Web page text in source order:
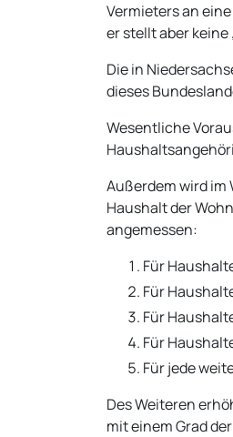
Vermieters an
er stellt aber keine
Die in
dieses
Wesentliche
Außerdem wird
Haushalt der
angemessen:
Für
Für
Für
Für
Für jede
Des Weiteren
mit einem Grad